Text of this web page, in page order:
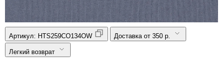
Артикул: HTS259CO134OW Доставка от 350 р.
Легкий возврат